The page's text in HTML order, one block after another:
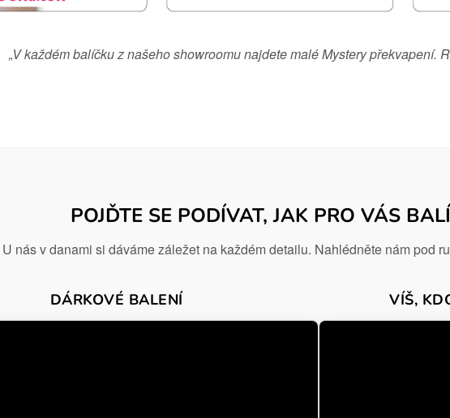
„V každém balíčku z našeho showroomu najdete malé Mystery překvapení.
POJĎTE SE PODÍVAT, JAK PRO VÁS
U nás v danami si dáváme záležet na každém detailu. Nahlédněte nám pod
DÁRKOVÉ BALENÍ VÍŠ,